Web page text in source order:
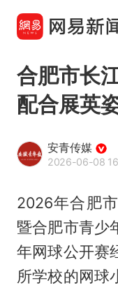
合肥市长
配合展英
安青传媒
2026-06-08
2026年合肥
暨合肥市青少
年网球公开赛
所学校的网球